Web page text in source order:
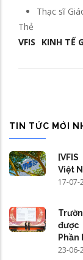
Thạc sĩ
Thẻ
VFIS
KINH TẾ
TIN TỨC MỚI
Việt
17-07-
được
Phần
23-06-